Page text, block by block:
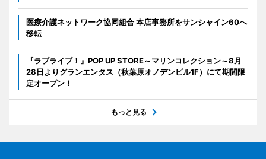
医療介護ネットワーク協同組合 本店事務所をサンシャイン60へ
移転
『ラブライブ！』POP UP STORE～マリンコレクション～8月
28日よりグランエンタス（秋葉原オノデンビル1F）にて期間限
定オープン！
もっと見る